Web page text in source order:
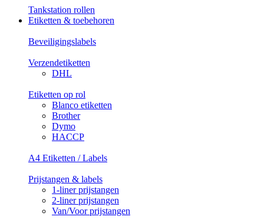
Tankstation rollen
Etiketten & toebehoren
Beveiligingslabels
Verzendetiketten
DHL
Etiketten op rol
Blanco etiketten
Brother
Dymo
HACCP
A4 Etiketten / Labels
Prijstangen & labels
1-liner prijstangen
2-liner prijstangen
Van/Voor prijstangen